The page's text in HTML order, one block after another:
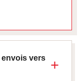
envois vers